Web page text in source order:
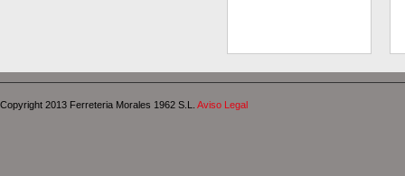
Copyright 2013 Ferreteria Morales 1962 S.L. Aviso Legal